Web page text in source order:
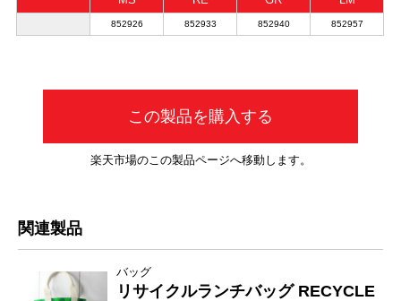
852926 852933 852940 852957
この製品を購入する
楽天市場のこの製品ページへ移動します。
関連製品
バッグ
リサイクルランチバッグ RECYCLE